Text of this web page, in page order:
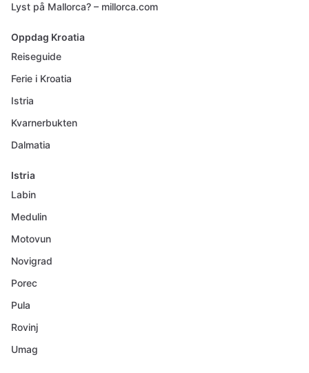
Lyst på Mallorca? – millorca.com
Oppdag Kroatia
Reiseguide
Ferie i Kroatia
Istria
Kvarnerbukten
Dalmatia
Istria
Labin
Medulin
Motovun
Novigrad
Porec
Pula
Rovinj
Umag